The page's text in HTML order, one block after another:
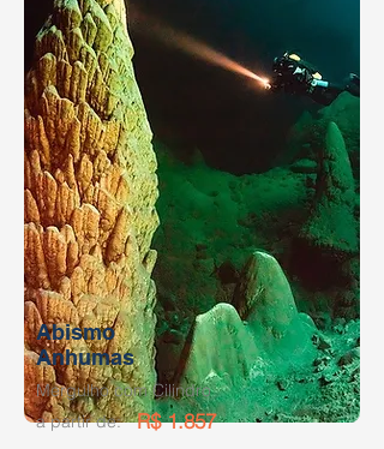
Abismo
Anhumas
Mergulho com Cilindro
a partir de: R$ 1.857